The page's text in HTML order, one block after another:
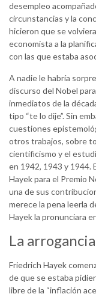
desempleo
circunstancias y la
hicieron que se
economista a la
con las que estaba
A nadie le habría
discurso del Nobel
inmediatos de la
tipo “te lo dije”. Sin
cuestiones
otros trabajos, sobre
cientificismo y el
en 1942, 1943 y 1944.
Hayek para el Premio
una de sus
merece la pena leerla
Hayek la pronunciara
La
Friedrich Hayek
de que se estaba
libre de la “inflación